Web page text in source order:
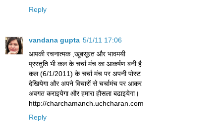
Reply
vandana gupta 5/1/11 17:06
आपकी रचनात्मक ,खूबसूरत और भावमयी
प्रस्तुति भी कल के चर्चा मंच का आकर्षण बनी है
कल (6/1/2011) के चर्चा मंच पर अपनी पोस्ट
देखियेगा और अपने विचारों से चर्चामंच पर आकर
अवगत कराइयेगा और हमारा हौसला बढाइयेगा।
http://charchamanch.uchcharan.com
Reply